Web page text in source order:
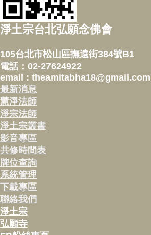
淨土宗台北弘願念佛會
105台北市松山區撫遠街384號B1
電話：02-27624922
email : theamitabha18@gmail.com
最新消息
慧淨法師
淨宗法師
淨土宗叢書
影音專區
共修時間表
牌位查詢
系統管理
下載專區
聯絡我們
淨土宗
弘願寺